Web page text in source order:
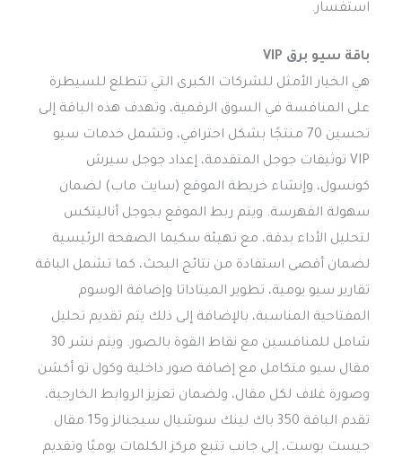
استفسار.
باقة سيو برق VIP
هي الخيار الأمثل للشركات الكبرى التي تتطلع للسيطرة
على المنافسة في السوق الرقمية، وتهدف هذه الباقة إلى
تحسين 70 منتجًا بشكل احترافي، وتشمل خدمات سيو
VIP توثيقات جوجل المتقدمة، إعداد جوجل سيرش
كونسول، وإنشاء خريطة الموقع (سايت ماب) لضمان
سهولة الفهرسة. ويتم ربط الموقع بجوجل أناليتكس
لتحليل الأداء بدقة، مع تهيئة سكيما الصفحة الرئيسية
لضمان أقصى استفادة من نتائج البحث، كما تشمل الباقة
تقارير سيو يومية، تطوير الميتاداتا وإضافة الوسوم
المفتاحية المناسبة، بالإضافة إلى ذلك يتم تقديم تحليل
شامل للمنافسين مع نقاط القوة بالصور. ويتم نشر 30
مقال سيو متكامل مع إضافة صور داخلية وكول تو أكشن
وصورة غلاف لكل مقال، ولضمان تعزيز الروابط الخارجية،
تقدم الباقة 350 باك لينك سوشيال سيجنالز و15 مقال
جيست بوست، إلى جانب تتبع مركز الكلمات يوميًا وتقديم